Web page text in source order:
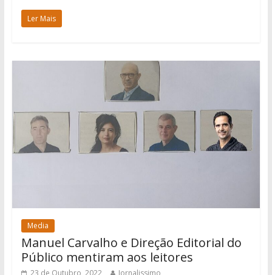
Ler Mais
Media
Manuel Carvalho e Direção Editorial do
Público mentiram aos leitores